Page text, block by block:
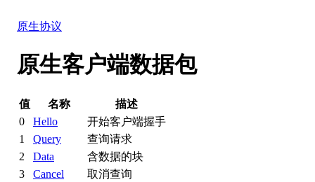
原生协议
原生客户端数据包
值 名称
描述
0
Hello
开始客户端握手
1
Query
查询请求
2
Data
含数据的块
3
Cancel
取消查询